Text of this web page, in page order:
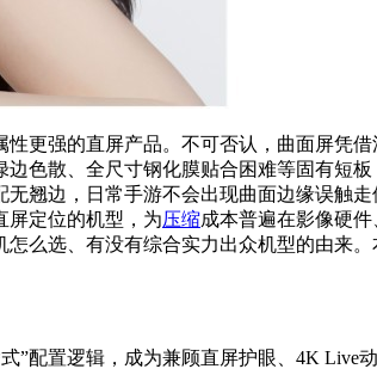
更强的直屏产品。不可否认，曲面屏凭
色散、全尺寸钢化膜贴合困难等固有短
翘边，日常手游不会出现曲面边缘误触
屏定位的机型，为压缩成本普遍在影像硬
么选、有没有综合实力出众机型的由来
配置逻辑，成为兼顾直屏护眼、4K Live